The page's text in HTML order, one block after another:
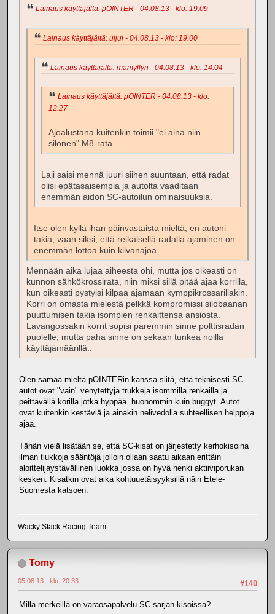
Lainaus käyttäjältä: pOINTER - 04.08.13 - klo: 19.09
Lainaus käyttäjältä: uijui - 04.08.13 - klo: 19.00
Lainaus käyttäjältä: mamyllyn - 04.08.13 - klo: 14.04
Lainaus käyttäjältä: pOINTER - 04.08.13 - klo:
12.27
Ajoalustana kuitenkin toimii "ei aina niin
silonen" M8-rata..
Laji saisi mennä juuri siihen suuntaan, että radat
olisi epätasaisempia ja autolta vaaditaan
enemmän aidon SC-autoilun ominaisuuksia.
Itse olen kyllä ihan päinvastaista mieltä, en autoni
takia, vaan siksi, että reikäisellä radalla ajaminen on
enemmän lottoa kuin kilvanajoa.
Mennään aika lujaa aiheesta ohi, mutta jos oikeasti on
kunnon sähkökrossirata, niin miksi sillä pitää ajaa korrilla,
kun oikeasti pystyisi kilpaa ajamaan kymppikrossarillakin.
Korri on omasta mielestä pelkkä kompromissi silobaanan
puuttumisen takia isompien renkaittensa ansiosta.
Lavangossakin korrit sopisi paremmin sinne polttisradan
puolelle, mutta paha sinne on sekaan tunkea noilla
käyttäjämäärillä..
Olen samaa mieltä pOINTERin kanssa siitä, että teknisesti SC-
autot ovat "vain" venytettyjä trukkeja isommilla renkailla ja
peittävällä korilla jotka hyppää huonommin kuin buggyt. Autot
ovat kuitenkin kestäviä ja ainakin nelivedolla suhteellisen helppoja
ajaa.
Tähän vielä lisätään se, että SC-kisat on järjestetty kerhokisoina
ilman tiukkoja sääntöjä jolloin ollaan saatu aikaan erittäin
aloittelijaystävällinen luokka jossa on hyvä henki aktiiviporukan
kesken. Kisatkin ovat aika kohtuuetäisyyksillä näin Etele-
Suomesta katsoen.
Wacky Stack Racing Team
Tomy
#140
05.08.13 - klo: 20.33
Millä merkeillä on varaosapalvelu SC-sarjan kisoissa?